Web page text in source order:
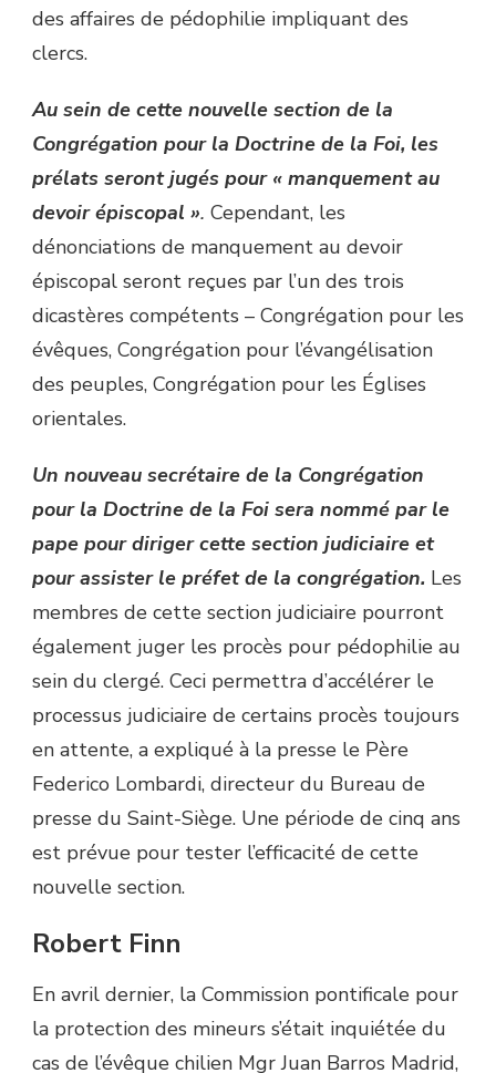
des affaires de pédophilie impliquant des
clercs.
Au sein de cette nouvelle section de la
Congrégation pour la Doctrine de la Foi, les
prélats seront jugés pour « manquement au
devoir épiscopal ». Cependant, les
dénonciations de manquement au devoir
épiscopal seront reçues par l’un des trois
dicastères compétents – Congrégation pour les
évêques, Congrégation pour l’évangélisation
des peuples, Congrégation pour les Églises
orientales.
Un nouveau secrétaire de la Congrégation
pour la Doctrine de la Foi sera nommé par le
pape pour diriger cette section judiciaire et
pour assister le préfet de la congrégation. Les
membres de cette section judiciaire pourront
également juger les procès pour pédophilie au
sein du clergé. Ceci permettra d’accélérer le
processus judiciaire de certains procès toujours
en attente, a expliqué à la presse le Père
Federico Lombardi, directeur du Bureau de
presse du Saint-Siège. Une période de cinq ans
est prévue pour tester l’efficacité de cette
nouvelle section.
Robert Finn
En avril dernier, la Commission pontificale pour
la protection des mineurs s’était inquiétée du
cas de l’évêque chilien Mgr Juan Barros Madrid,